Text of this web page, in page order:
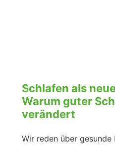
Schlafen als
Warum guter
verändert
Wir reden über